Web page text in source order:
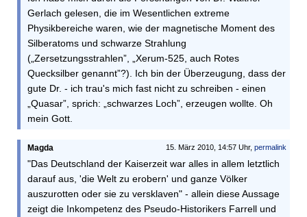
Gerlach gelesen, die im Wesentlichen extreme
Physikbereiche waren, wie der magnetische Moment des
Silberatoms und schwarze Strahlung
(„Zersetzungsstrahlen”, „Xerum-525, auch Rotes
Quecksilber genannt”?). Ich bin der Überzeugung, dass der
gute Dr. - ich trau's mich fast nicht zu schreiben - einen
„Quasar”, sprich: „schwarzes Loch”, erzeugen wollte. Oh
mein Gott.
15. März 2010, 14:57 Uhr, permalink
Magda
"Das Deutschland der Kaiserzeit war alles in allem letztlich
darauf aus, 'die Welt zu erobern' und ganze Völker
auszurotten oder sie zu versklaven" - allein diese Aussage
zeigt die Inkompetenz des Pseudo-Historikers Farrell und